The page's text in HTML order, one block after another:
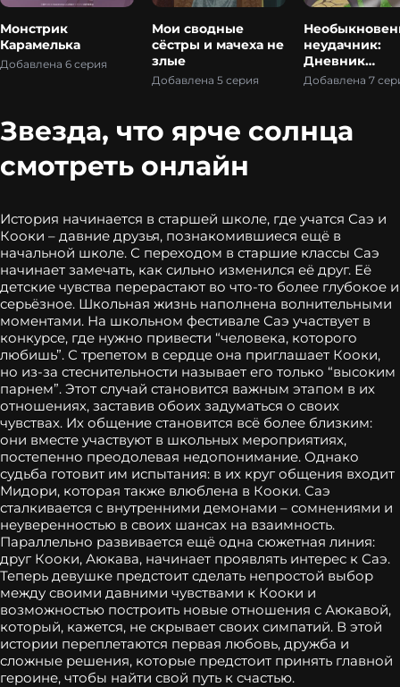
Монстрик
Карамелька
Добавлена 6 серия
Мои сводные
сёстры и мачеха не
злые
Добавлена 5 серия
неудачник:
Дневник
Добавлена 7
Звезда, что ярче солнца
смотреть онлайн
История начинается в старшей школе, где учатся Саэ и
Кооки – давние друзья, познакомившиеся ещё в
начальной школе. С переходом в старшие классы Саэ
начинает замечать, как сильно изменился её друг. Её
детские чувства перерастают во что-то более глубокое и
серьёзное. Школьная жизнь наполнена волнительными
моментами. На школьном фестивале Саэ участвует в
конкурсе, где нужно привести “человека, которого
любишь”. С трепетом в сердце она приглашает Кооки,
но из-за стеснительности называет его только “высоким
парнем”. Этот случай становится важным этапом в их
отношениях, заставив обоих задуматься о своих
чувствах. Их общение становится всё более близким:
они вместе участвуют в школьных мероприятиях,
постепенно преодолевая недопонимание. Однако
судьба готовит им испытания: в их круг общения входит
Мидори, которая также влюблена в Кооки. Саэ
сталкивается с внутренними демонами – сомнениями и
неуверенностью в своих шансах на взаимность.
Параллельно развивается ещё одна сюжетная линия:
друг Кооки, Аюкава, начинает проявлять интерес к Саэ.
Теперь девушке предстоит сделать непростой выбор
между своими давними чувствами к Кооки и
возможностью построить новые отношения с Аюкавой,
который, кажется, не скрывает своих симпатий. В этой
истории переплетаются первая любовь, дружба и
сложные решения, которые предстоит принять главной
героине, чтобы найти свой путь к счастью.